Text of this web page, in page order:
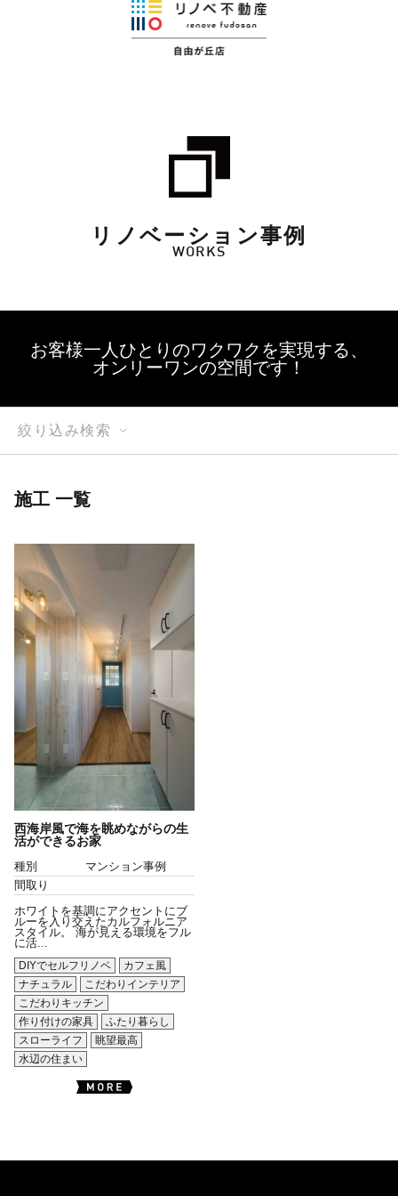
リノベーション事例
WORKS
お客様一人ひとりのワクワクを実現する、
オンリーワンの空間です！
絞り込み検索
施工 一覧
西海岸風で海を眺めながらの生
活ができるお家
種別
マンション事例
間取り
ホワイトを基調にアクセントにブ
ルーを入り交えたカルフォルニア
スタイル。 海が見える環境をフル
に活...
DIYでセルフリノベ
カフェ風
ナチュラル
こだわりインテリア
こだわりキッチン
作り付けの家具
ふたり暮らし
スローライフ
眺望最高
水辺の住まい